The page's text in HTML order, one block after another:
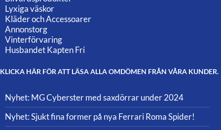
Lyxiga väskor
Kläder och Accessoarer
Annonstorg
Vinterförvaring
Husbandet Kapten Fri
KLICKA HÄR FÖR ATT LÄSA ALLA OMDÖMEN FRÅN VÅRA KUNDER.
Nyhet: MG Cyberster med saxdörrar under 2024
Nyhet: Sjukt fina former på nya Ferrari Roma Spider!